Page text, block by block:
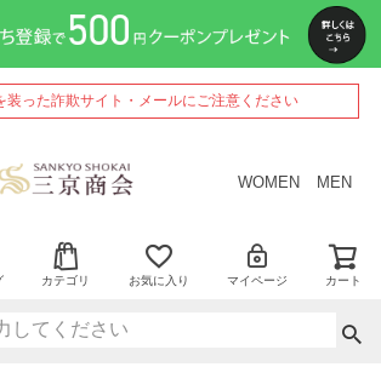
った詐欺サイト・メールにご注意ください
WOMEN MEN
カテゴリ お気に入り マイページ カート
ペー
ジト
ップ
へ